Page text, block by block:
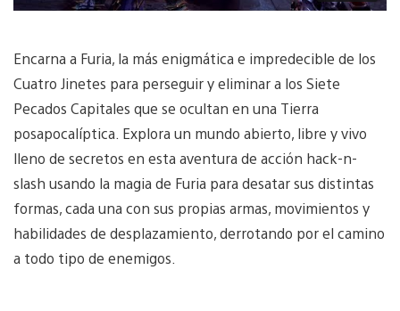
Encarna a Furia, la más enigmática e impredecible de los
Cuatro Jinetes para perseguir y eliminar a los Siete
Pecados Capitales que se ocultan en una Tierra
posapocalíptica. Explora un mundo abierto, libre y vivo
lleno de secretos en esta aventura de acción hack-n-
slash usando la magia de Furia para desatar sus distintas
formas, cada una con sus propias armas, movimientos y
habilidades de desplazamiento, derrotando por el camino
a todo tipo de enemigos.